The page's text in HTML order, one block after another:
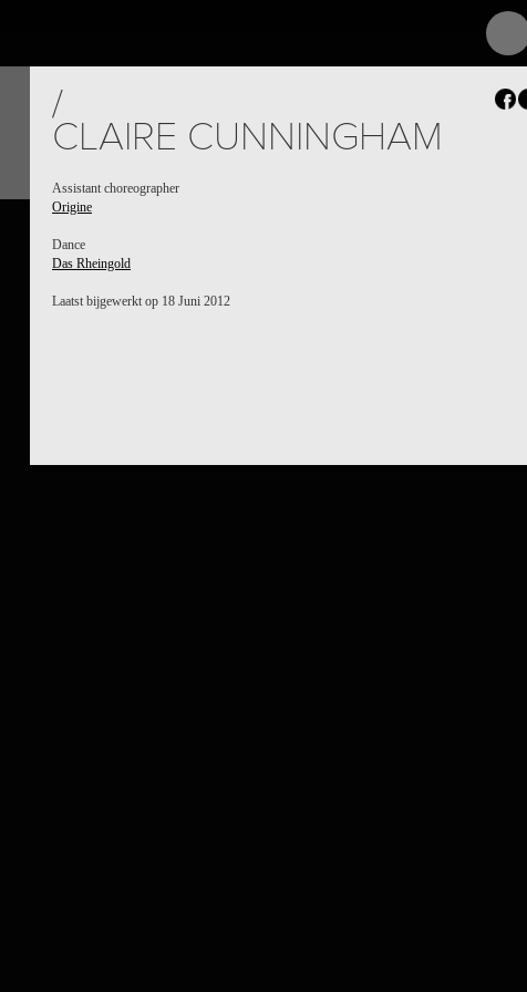
/
CLAIRE CUNNINGHAM
Assistant choreographer
Origine
Dance
Das Rheingold
Laatst bijgewerkt op 18 Juni 2012